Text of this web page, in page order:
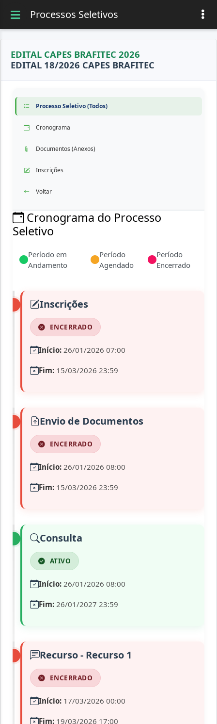
Processos Seletivos
EDITAL CAPES BRAFITEC 2026
EDITAL 18/2026 CAPES BRAFITEC
Processo Seletivo (Todos)
Cronograma
Documentos (Anexos)
Inscrições
Voltar
Cronograma do Processo
Seletivo
Período em
Andamento
Período
Agendado
Período
Encerrado
Inscrições
ENCERRADO
Início: 26/01/2026 07:00
Fim: 15/03/2026 23:59
Envio de Documentos
ENCERRADO
Início: 26/01/2026 08:00
Fim: 15/03/2026 23:59
Consulta
ATIVO
Início: 26/01/2026 08:00
Fim: 26/01/2027 23:59
Recurso - Recurso 1
ENCERRADO
Início: 17/03/2026 00:00
Fim: 19/03/2026 17:00